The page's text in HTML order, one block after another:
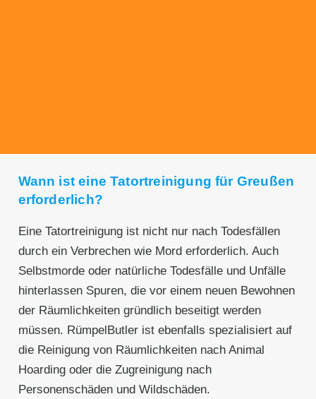
Wann ist eine Tatortreinigung für Greußen
erforderlich?
Eine Tatortreinigung ist nicht nur nach Todesfällen
durch ein Verbrechen wie Mord erforderlich. Auch
Selbstmorde oder natürliche Todesfälle und Unfälle
hinterlassen Spuren, die vor einem neuen Bewohnen
der Räumlichkeiten gründlich beseitigt werden
müssen. RümpelButler ist ebenfalls spezialisiert auf
die Reinigung von Räumlichkeiten nach Animal
Hoarding oder die Zugreinigung nach
Personenschäden und Wildschäden.